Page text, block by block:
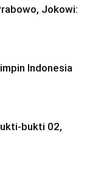
Jokowi:
Indonesia
bukti 02,